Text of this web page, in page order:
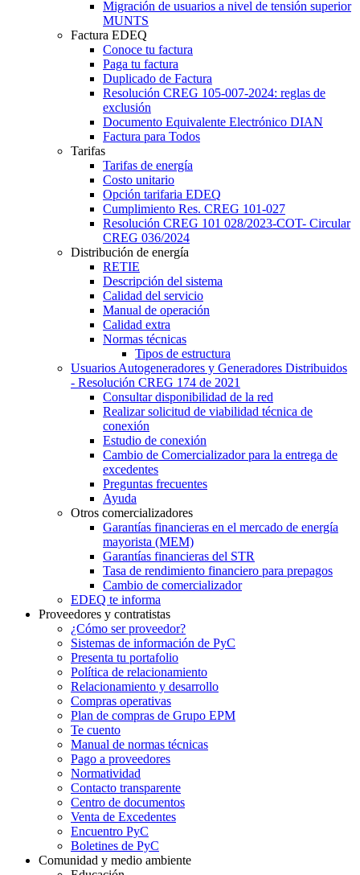
Migración de usuarios a nivel de tensión superior
MUNTS
Factura EDEQ
Conoce tu factura
Paga tu factura
Duplicado de Factura
Resolución CREG 105-007-2024: reglas de
exclusión
Documento Equivalente Electrónico DIAN
Factura para Todos
Tarifas
Tarifas de energía
Costo unitario
Opción tarifaria EDEQ
Cumplimiento Res. CREG 101-027
Resolución CREG 101 028/2023-COT- Circular
CREG 036/2024
Distribución de energía
RETIE
Descripción del sistema
Calidad del servicio
Manual de operación
Calidad extra
Normas técnicas
Tipos de estructura
Usuarios Autogeneradores y Generadores Distribuidos
- Resolución CREG 174 de 2021
Consultar disponibilidad de la red
Realizar solicitud de viabilidad técnica de
conexión
Estudio de conexión
Cambio de Comercializador para la entrega de
excedentes
Preguntas frecuentes
Ayuda
Otros comercializadores
Garantías financieras en el mercado de energía
mayorista (MEM)
Garantías financieras del STR
Tasa de rendimiento financiero para prepagos
Cambio de comercializador
EDEQ te informa
Proveedores y contratistas
¿Cómo ser proveedor?
Sistemas de información de PyC
Presenta tu portafolio
Política de relacionamiento
Relacionamiento y desarrollo
Compras operativas
Plan de compras de Grupo EPM
Te cuento
Manual de normas técnicas
Pago a proveedores
Normatividad
Contacto transparente
Centro de documentos
Venta de Excedentes
Encuentro PyC
Boletines de PyC
Comunidad y medio ambiente